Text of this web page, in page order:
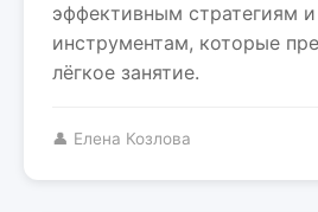
эффективным стратегиям
инструментам, которые
лёгкое занятие.
👤 Елена Козлова